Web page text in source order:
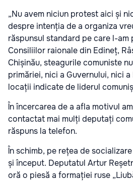
„Nu avem niciun protest aici și
despre intenția de a organiza
răspunsul standard pe care l-
Consiliilor raionale din Edineț,
Chișinău, steagurile comuniste
primăriei, nici a Guvernului, nici
locații indicate de liderul
În încercarea de a afla motivul
contactat mai mulți deputați
răspuns la telefon.
În schimb, pe rețea de
și început. Deputatul Artur
oră o piesă a formației ruse